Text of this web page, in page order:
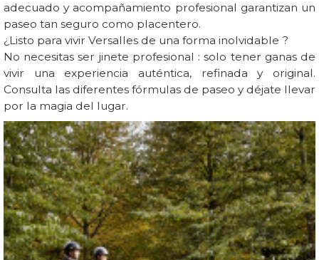
adecuado y acompañamiento profesional garantizan un
paseo tan seguro como placentero.
¿Listo para vivir Versalles de una forma inolvidable ?
No necesitas ser jinete profesional : solo tener ganas de
vivir una experiencia auténtica, refinada y original.
Consulta las diferentes fórmulas de paseo y déjate llevar
por la magia del lugar.